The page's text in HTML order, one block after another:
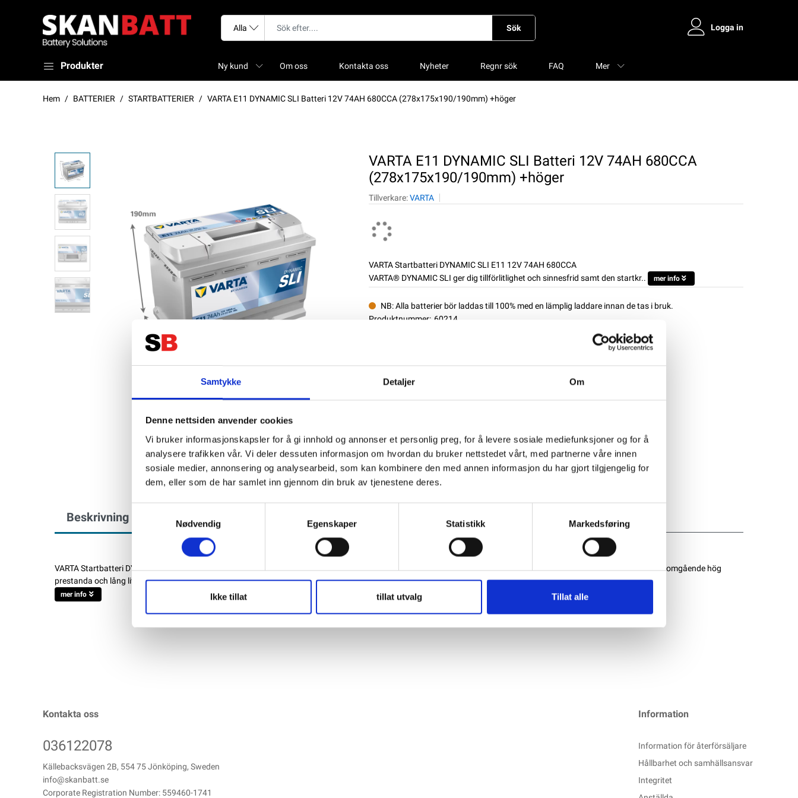
Samtykke Detaljer Om
Denne nettsiden anvender cookies
Vi bruker informasjonskapsler for å gi innhold og annonser et personlig preg, for å levere sosiale mediefunksjoner og for å
analysere trafikken vår. Vi deler dessuten informasjon om hvordan du bruker nettstedet vårt, med partnerne våre innen
sosiale medier, annonsering og analysearbeid, som kan kombinere den med annen informasjon du har gjort tilgjengelig for
dem, eller som de har samlet inn gjennom din bruk av tjenestene deres.
Nødvendig
Egenskaper Statistikk Markedsføring
Ikke tillat tillat utvalg Tillat alle
Sök Logga in
Produkter Ny kund Om oss Kontakta oss Nyheter Regnr sök FAQ Mer
Hem BATTERIER STARTBATTERIER VARTA E11 DYNAMIC SLI Batteri 12V 74AH 680CCA (278x175x190/190mm) +höger
VARTA E11 DYNAMIC SLI Batteri 12V 74AH 680CCA
(278x175x190/190mm) +höger
Tillverkare:VARTA
VARTA Startbatteri DYNAMIC SLI E11 12V 74AH 680CCA
VARTA® DYNAMIC SLI ger dig tillförlitlighet och sinnesfrid samt den startkr..
mer info
NB: Alla batterier bör laddas till 100% med en lämplig laddare innan de tas i bruk.
Produktnummer: 60214
Dela den här produkten
Beskrivning Specifikation
VARTA Startbatteri DYNAMIC SLI E11 12V 74AH 680CCA VARTA® DYNAMIC SLI ger dig tillförlitlighet och sinnesfrid samt den startkraft du behöver. Denna serie ger genomgående hög
prestanda och lång livslängd. Välj VARTA® DYNAMIC SLI för alla standardutrustade fordon utan Start-Stop-funktion, och gör dig redo
mer info
Kontakta oss
036122078
Källebacksvägen 2B, 554 75 Jönköping, Sweden
info@skanbatt.se
Corporate Registration Number: 559460-1741
Information
Information för återförsäljare
Hållbarhet och samhällsansvar
Integritet